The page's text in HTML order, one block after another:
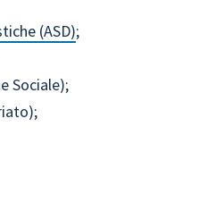
(ASD);
Sociale);